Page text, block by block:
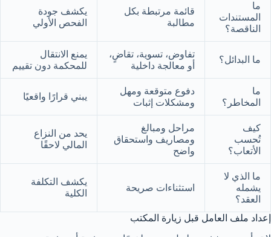
ما
المستندات
الناقصة؟
قائمة مرتبطة بكل
مطالبة
يكشف جودة
الفحص الأولي
ما البدائل؟
تفاوض، تسوية، تقاضٍ،
أو معالجة داخلية
يمنع الانتقال
للمحكمة دون تقييم
ما
المخاطر؟
دفوع متوقعة ومهل
ومشكلات إثبات
يبني قرارًا واقعيًا
كيف
تُحسب
الأتعاب؟
مراحل ومبالغ
ومصاريف واستحقاق
واضح
يحد من النزاع
المالي لاحقًا
ما الذي لا
يشمله
العقد؟
استثناءات صريحة
يكشف التكلفة
الكلية
إعداد ملف العامل قبل زيارة المكتب